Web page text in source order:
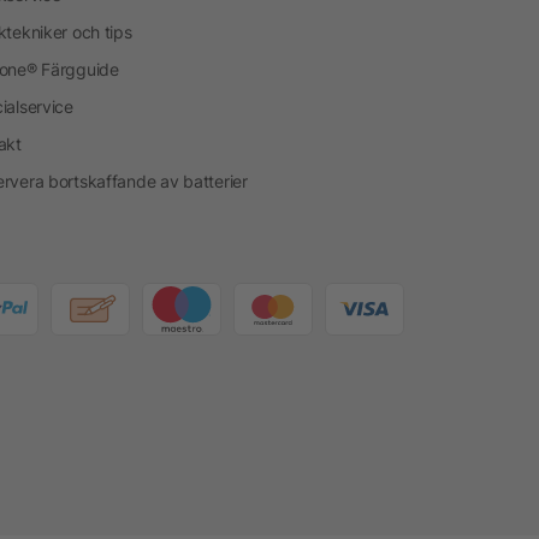
och tips
Färgguide
bortskaffande av batterier